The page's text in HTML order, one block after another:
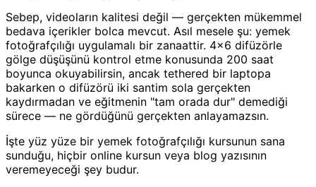
Sebep, videoların kalitesi değil — gerçekten mükemmel
bedava içerikler bolca mevcut. Asıl mesele şu: yemek
fotoğrafçılığı uygulamalı bir zanaattir. 4×6 difüzörle
gölge düşüşünü kontrol etme konusunda 200 saat
boyunca okuyabilirsin, ancak tethered bir laptopa
bakarken o difüzörü iki santim sola gerçekten
kaydırmadan ve eğitmenin "tam orada dur" demediği
sürece — ne gördüğünü gerçekten anlayamazsın.
İşte yüz yüze bir yemek fotoğrafçılığı kursunun sana
sunduğu, hiçbir online kursun veya blog yazısının
veremeyeceği şey budur.